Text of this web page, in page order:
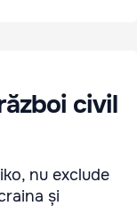
civil
nu exclude
și